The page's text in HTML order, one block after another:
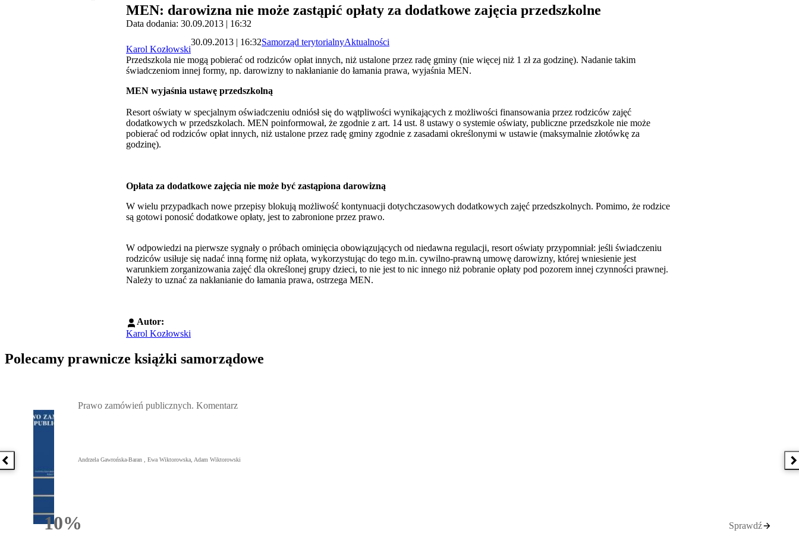
MEN: darowizna nie może zastąpić opłaty za dodatkowe zajęcia przedszkolne
Data dodania: 30.09.2013 | 16:32
Karol Kozłowski
30.09.2013 | 16:32Samorząd terytorialnyAktualności
Przedszkola nie mogą pobierać od rodziców opłat innych, niż ustalone przez radę gminy (nie więcej niż 1 zł za godzinę). Nadanie takim
świadczeniom innej formy, np. darowizny to nakłanianie do łamania prawa, wyjaśnia MEN.
MEN wyjaśnia ustawę przedszkolną
Resort oświaty w specjalnym oświadczeniu odniósł się do wątpliwości wynikających z możliwości finansowania przez rodziców zajęć
dodatkowych w przedszkolach. MEN poinformował, że zgodnie z art. 14 ust. 8 ustawy o systemie oświaty, publiczne przedszkole nie może
pobierać od rodziców opłat innych, niż ustalone przez radę gminy zgodnie z zasadami określonymi w ustawie (maksymalnie złotówkę za
godzinę).
Opłata za dodatkowe zajęcia nie może być zastąpiona darowizną
W wielu przypadkach nowe przepisy blokują możliwość kontynuacji dotychczasowych dodatkowych zajęć przedszkolnych. Pomimo, że rodzice
są gotowi ponosić dodatkowe opłaty, jest to zabronione przez prawo.
W odpowiedzi na pierwsze sygnały o próbach ominięcia obowiązujących od niedawna regulacji, resort oświaty przypomniał: jeśli świadczeniu
rodziców usiłuje się nadać inną formę niż opłata, wykorzystując do tego m.in. cywilno-prawną umowę darowizny, której wniesienie jest
warunkiem zorganizowania zajęć dla określonej grupy dzieci, to nie jest to nic innego niż pobranie opłaty pod pozorem innej czynności prawnej.
Należy to uznać za nakłanianie do łamania prawa, ostrzega MEN.
Autor:
Karol Kozłowski
Polecamy prawnicze książki samorządowe
Poprzednia książka
10%
Prawo zamówień publicznych. Komentarz
Andrzela Gawrońska-Baran , Ewa Wiktorowska, Adam Wiktorowski
Sprawdź